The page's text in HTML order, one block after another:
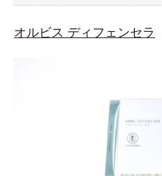
オルビス ディフェンセラ